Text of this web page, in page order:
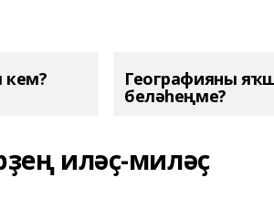
кем? Географияны
беләһеңме?
иләҫ-миләҫ